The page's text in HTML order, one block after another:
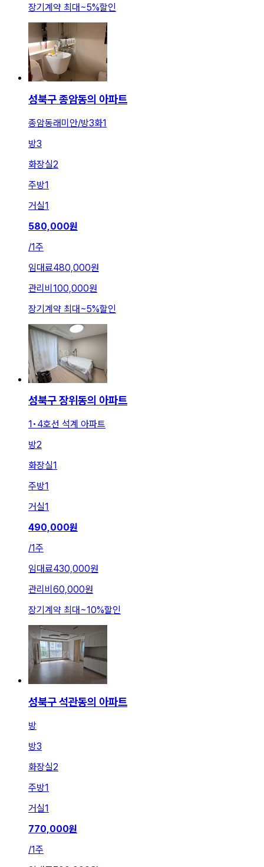
장기계약 최대 ~5%할인
성북구 종암동의 아파트
종암동래미안/방3화1
방3
화장실2
주방1
거실1
580,000원
/1주
임대료480,000원
관리비 100,000원
장기계약 최대~5%할인
성북구 장위동의 아파트
1•4호선 석계 아파트
방2
화장실1
주방1
거실1
490,000원
/1주
임대료430,000원
관리비 60,000원
장기계약 최대 ~10%할인
성북구 석관동의 아파트
방
방3
화장실2
주방1
거실1
770,000원
/1주